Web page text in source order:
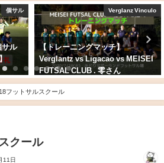
個サル
サル
Verglanz Vinculo
【トレーニングマッチ】
Verglantz vs Ligacao vs MEISEI
FUTSAL CLUB . 零さん
2020/7/28(火)
フットサルスクール
クール
11日